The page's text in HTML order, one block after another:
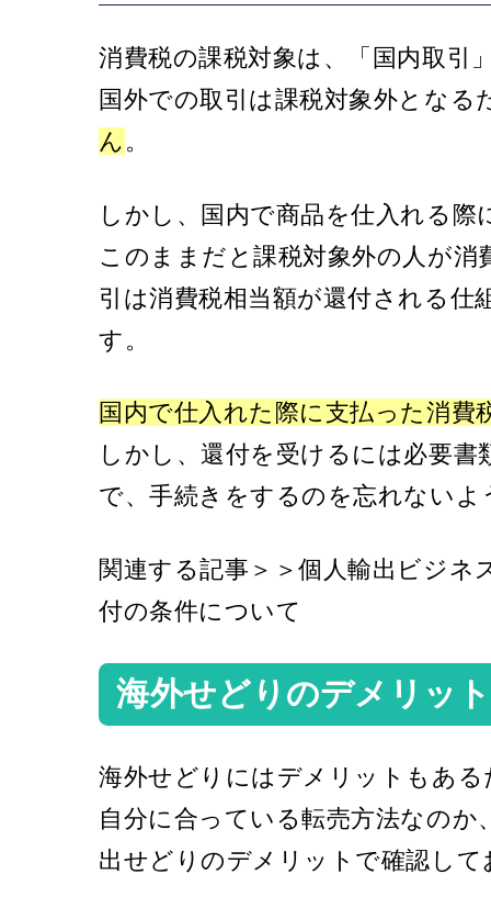
消費税の課税対象は、「国内取引
国外での取引は課税対象外となる
ん 。
しかし、国内で商品を仕入れる
このままだと課税対象外の人が
引は消費税相当額が還付される
す。
国内で仕入れた際に支払った消費
しかし、還付を受けるには必要
で、手続きをするのを忘れない
関連する記事 ＞＞個人輸出ビジネ
付の条件について
海外せどりのデメリット
海外せどりにはデメリットもあ
自分に合っている転売方法なの
出せどりのデメリットで確認し